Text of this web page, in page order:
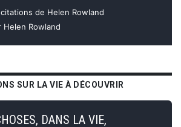
de Helen Rowland
Helen Rowland
SUR LA VIE À DÉCOUVRIR
DANS LA VIE,